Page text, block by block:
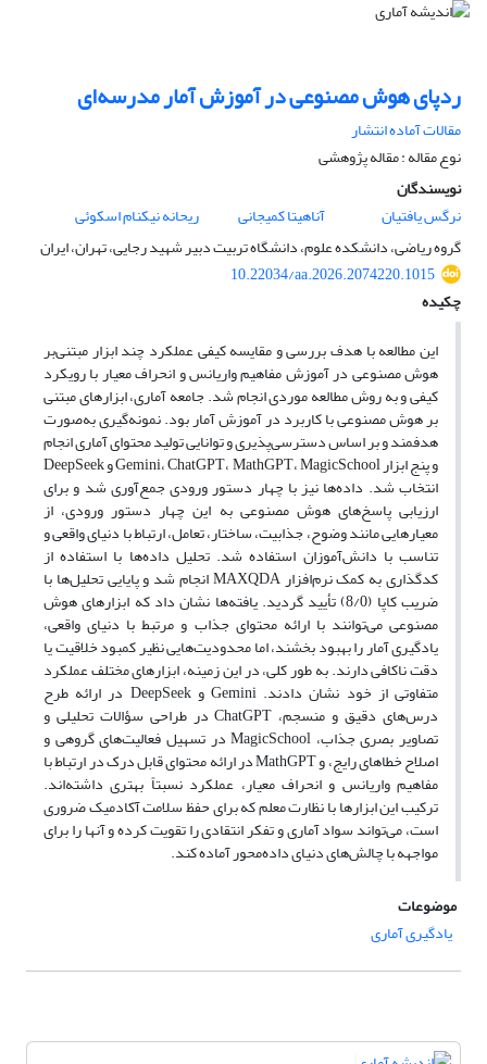
ردپای هوش مصنوعی در آموزش آمار مدرسه‌ای
مقالات آماده انتشار
نوع مقاله : مقاله پژوهشی
نویسندگان
نرگس یافتیان
آناهیتا کمیجانی
ریحانه نیکنام اسکوئی
گروه ریاضی، دانشکده علوم، دانشگاه تربیت دبیر شهید رجایی، تهران، ایران
10.22034/aa.2026.2074220.1015
چکیده
این مطالعه با هدف بررسی و مقایسه کیفی عملکرد چند ابزار مبتنی‌بر
هوش مصنوعی در آموزش مفاهیم واریانس و انحراف معیار با رویکرد
کیفی و به روش مطالعه موردی انجام شد. جامعه آماری، ابزارهای مبتنی
بر هوش مصنوعی با کاربرد در آموزش آمار بود. نمونه‌گیری به‌صورت
هدفمند و بر اساس دسترسی‌پذیری و توانایی تولید محتوای آماری انجام
و پنج ابزار Gemini، ChatGPT، MathGPT، MagicSchool و DeepSeek
انتخاب شد. داده‌ها نیز با چهار دستور ورودی جمع‌آوری شد و برای
ارزیابی پاسخ‌های هوش مصنوعی به این چهار دستور ورودی، از
معیارهایی مانند وضوح، جذابیت، ساختار، تعامل، ارتباط با دنیای واقعی و
تناسب با دانش‌آموزان استفاده شد. تحلیل داده‌ها با استفاده از
کدگذاری به کمک نرم‌افزار MAXQDA انجام شد و پایایی تحلیل‌ها با
ضریب کاپا (8/0) تأیید گردید. یافته‌ها نشان داد که ابزارهای هوش
مصنوعی می‌توانند با ارائه محتوای جذاب و مرتبط با دنیای واقعی،
یادگیری آمار را بهبود بخشند، اما محدودیت‌هایی نظیر کمبود خلاقیت یا
دقت ناکافی دارند. به طور کلی، در این زمینه، ابزارهای مختلف عملکرد
متفاوتی از خود نشان دادند. Gemini و DeepSeek در ارائه طرح
درس‌های دقیق و منسجم، ChatGPT در طراحی سؤالات تحلیلی و
تصاویر بصری جذاب، MagicSchool در تسهیل فعالیت‌های گروهی و
اصلاح خطاهای رایج، و MathGPT در ارائه محتوای قابل درک در ارتباط با
مفاهیم واریانس و انحراف معیار، عملکرد نسبتاً بهتری داشته‌اند.
ترکیب این ابزارها با نظارت معلم که برای حفظ سلامت آکادمیک ضروری
است، می‌تواند سواد آماری و تفکر انتقادی را تقویت کرده و آنها را برای
مواجهه با چالش‌های دنیای داده‌محور آماده کند.
موضوعات
یادگیری آماری